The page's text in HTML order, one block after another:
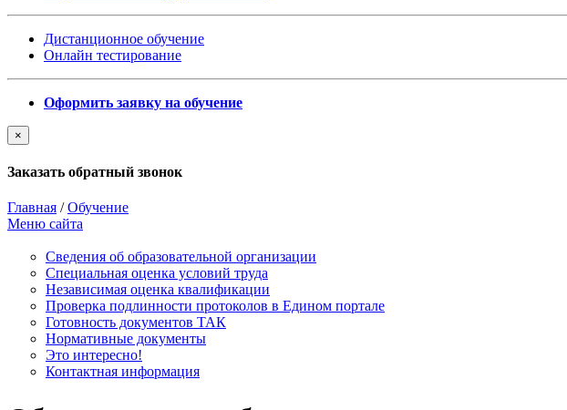
Дистанционное обучение
Онлайн тестирование
Оформить заявку на обучение
×
Заказать обратный звонок
Главная /Обучение
Меню сайта
Сведения об образовательной организации
Cпециальная оценка условий труда
Независимая оценка квалификации
Проверка подлинности протоколов в Едином портале
Готовность документов ТАК
Нормативные документы
Это интересно!
Контактная информация